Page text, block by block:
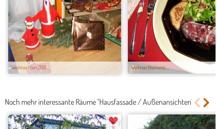
Weihnachten 200... Weihnachtsmenü ...
Noch mehr interessante Räume "Hausfassade / Außenansichten"
37